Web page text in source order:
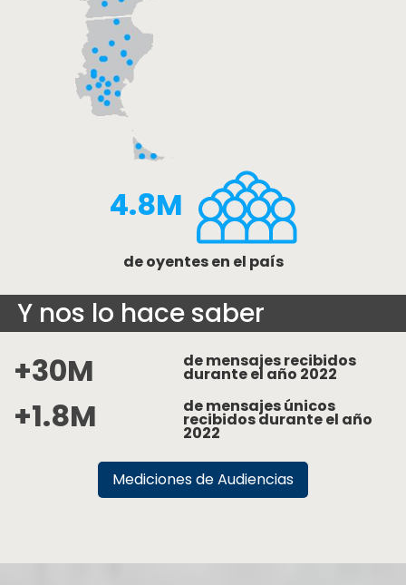
4.8M
de oyentes en el país
Y nos lo hace saber
+30M de mensajes recibidos
durante el año 2022
+1.8M de mensajes únicos
recibidos durante el año
2022
Mediciones de Audiencias